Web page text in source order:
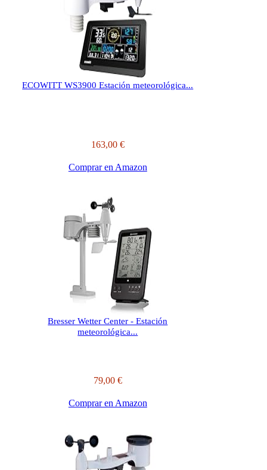
ECOWITT WS3900 Estación meteorológica...
163,00 €
Comprar en Amazon
Bresser Wetter Center - Estación
meteorológica...
79,00 €
Comprar en Amazon